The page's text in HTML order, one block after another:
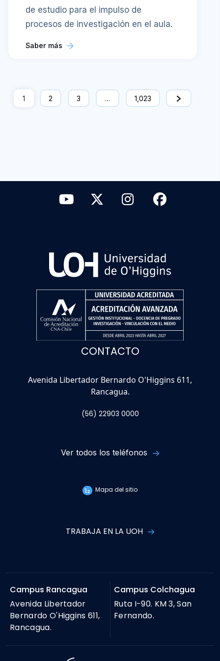
de estudio para el impulso de
procesos de investigación en el aula.
Saber más
1 2 3 … 1,023
CONTACTO
Avenida Libertador Bernardo O'Higgins 611,
Rancagua.
(56) 22903 0000
Ver todos los teléfonos
Mapa del sitio
TRABAJA EN LA UOH
Campus Rancagua
Avenida Libertador
Bernardo O'Higgins 611,
Rancagua.
Campus Colchagua
Ruta I-90. KM 3, San
Fernando.